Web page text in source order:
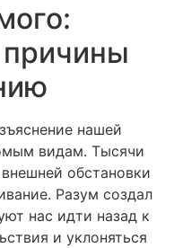
нашей
видам. Тысячи
обстановки
Разум создал
нас идти назад к
и уклоняться